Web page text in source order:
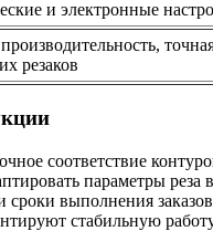
и электронные
резаков
соответствие
параметры
сроки выполнения
стабильную